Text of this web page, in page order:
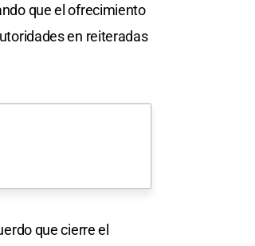
que el ofrecimiento
en reiteradas
que cierre el